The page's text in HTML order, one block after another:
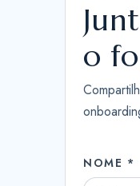
o
NOME *